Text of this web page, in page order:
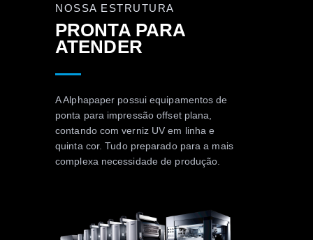
NOSSA ESTRUTURA
PRONTA PARA
ATENDER
A Alphapaper possui equipamentos de
ponta para impressão offset plana,
contando com verniz UV em linha e
quinta cor. Tudo preparado para a mais
complexa necessidade de produção.